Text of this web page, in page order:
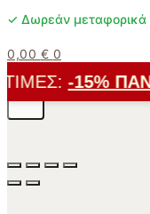
✓ Δωρεάν
0,00 € 0
-15%